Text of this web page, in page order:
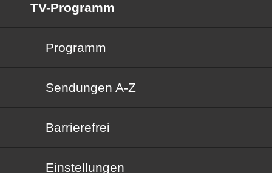
TV-Programm
Programm
Sendungen von A bis Z
Sendungen A-Z
Barrierefrei
Barrierefrei
Einstellungen